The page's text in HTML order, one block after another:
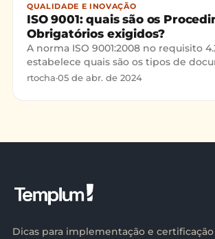
QUALIDADE E INOVAÇÃO
ISO 9001: quais são os
Obrigatórios exigidos?
A norma ISO 9001:2008 no requisito
estabelece quais são os tipos de
devem estar presentes no Sistema de
rtocha·05 de abr. de 2024
Dicas para implementação e certificação